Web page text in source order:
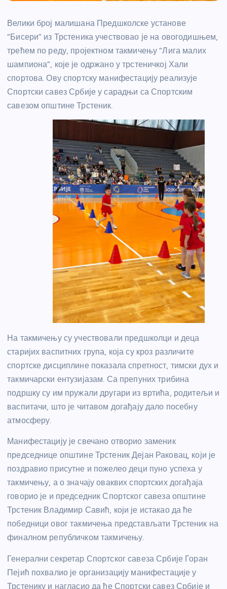
Велики број малишана Предшколске установе
“Бисери” из Трстеника учествовао је на овогодишњем,
трећем по реду, пројектном такмичењу “Лига малих
шампиона”, које је одржано у трстеничкој Хали
спортова. Ову спортску манифестацију реализује
Спортски савез Србије у сарадњи са Спортским
савезом општине Трстеник.
На такмичењу су учествовали предшколци и деца
старијих васпитних група, која су кроз различите
спортске дисциплине показала спретност, тимски дух и
такмичарски ентузијазам. Са препуних трибина
подршку су им пружали другари из вртића, родитељи и
васпитачи, што је читавом догађају дало посебну
атмосферу.
Манифестацију је свечано отворио заменик
председнице општине Трстеник Дејан Раковац, који је
поздравио присутне и пожелео деци пуно успеха у
такмичењу, а о значају оваквих спортских догађаја
говорио је и председник Спортског савеза општине
Трстеник Владимир Савић, који је истакао да ће
победници овог такмичења представљати Трстеник на
финалном републичком такмичењу.
Генерални секретар Спортског савеза Србије Горан
Пејић похвалио је организацију манифестације у
Трстенику и нагласио да ће Спортски савез Србије и